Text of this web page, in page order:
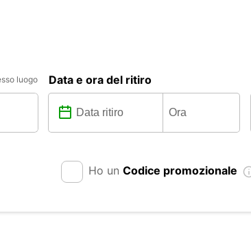
luogo Data e ora del ritiro
Ho un Codice promozionale